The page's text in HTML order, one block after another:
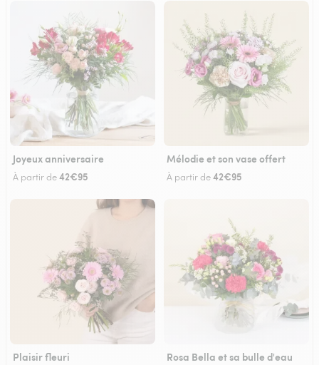
Joyeux anniversaire
À partir de42€95
Mélodie et son vase offert
À partir de42€95
Plaisir fleuri Rosa Bella et sa bulle d'eau